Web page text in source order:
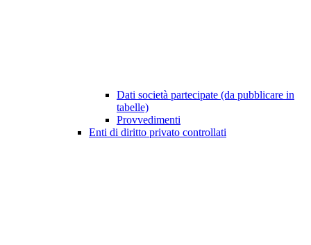
Dati società partecipate (da pubblicare in
tabelle)
Provvedimenti
Enti di diritto privato controllati